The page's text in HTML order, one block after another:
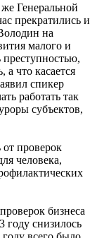
Генеральной
прекратились и
на
малого и
преступностью,
что касается
спикер
работать так
субъектов,
проверок
человека,
бизнеса
году снизилось